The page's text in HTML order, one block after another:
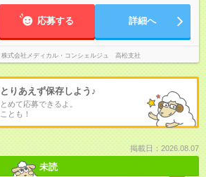
応募する 詳細へ
株式会社メディカル・コンシェルジュ 高松支社
りあえず保存しよう♪
めて応募できるよ。
とも！
掲載日：2026.08.07
未読